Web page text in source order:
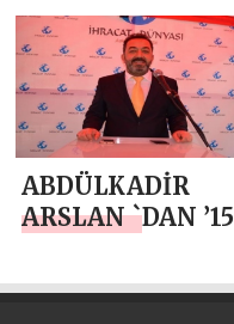
DEMOKRASİ VE
MİLLİ BİRLİK
GÜNÜ MESAJI
ABDÜLKADİR
ARSLAN `DAN ’15
DEMOKRASİ VE